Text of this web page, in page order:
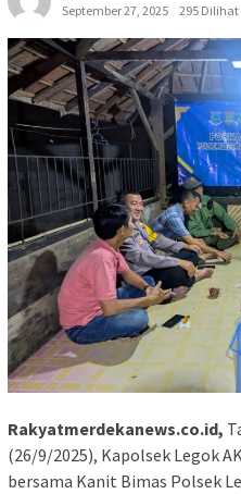
September 27, 2025
295 Dilihat
Rakyatmerdekanews.co.id,
(26/9/2025), Kapolsek Legok
bersama Kanit Bimas Polsek